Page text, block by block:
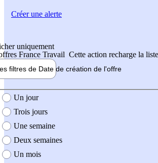
uniquement
France Travail Cette action recharge la
filtres de Date de création de l'offre
création de l'offre
Un jour
Trois jours
Une semaine
Deux semaines
Un mois
Créer une alerte